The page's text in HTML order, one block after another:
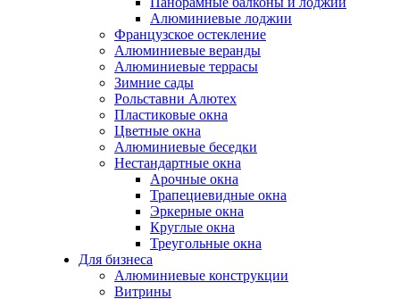
Алюминиевые лоджии
Французское остекление
Алюминиевые веранды
Алюминиевые террасы
Зимние сады
Рольставни Алютех
Пластиковые окна
Цветные окна
Алюминиевые беседки
Нестандартные окна
Арочные окна
Трапециевидные окна
Эркерные окна
Круглые окна
Треугольные окна
Для бизнеса
Алюминиевые конструкции
Витрины